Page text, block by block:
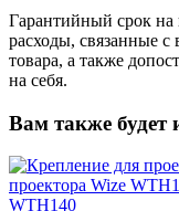
Гарантийный срок на
расходы, связанные с
товара, а также
на себя.
Вам также будет